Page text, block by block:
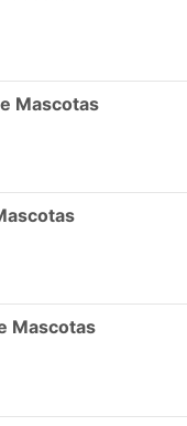
Mascotas
Mascotas